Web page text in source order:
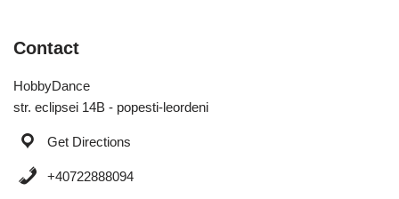
Contact
HobbyDance
str. eclipsei 14B - popesti-leordeni
Get Directions
+40722888094